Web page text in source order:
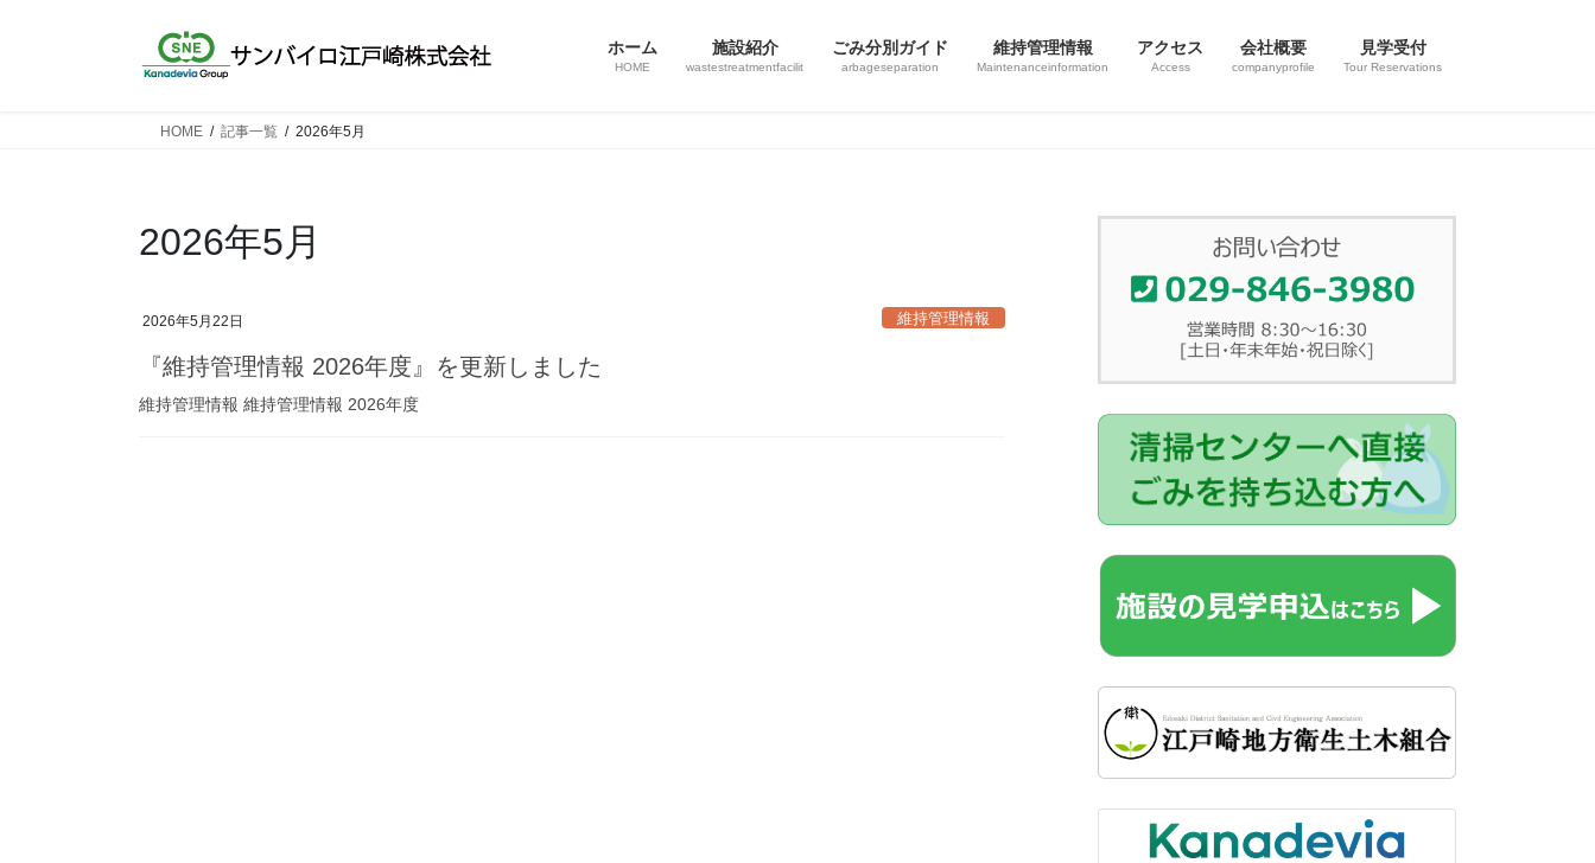
ホーム
HOME
施設紹介
wastestreatmentfacilit
ごみ分別ガイド
arbageseparation
維持管理情報
Maintenanceinformation
アクセス
Access
会社概要
companyprofile
見学受付
Tour Reservations
HOME 記事一覧 2026年5月
2026年5月
2026年5月22日 維持管理情報
『維持管理情報 2026年度』を更新しました
維持管理情報 維持管理情報 2026年度